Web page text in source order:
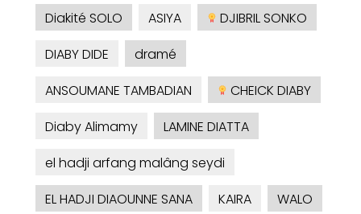
Diakité SOLO
ASIYA
DJIBRIL SONKO
DIABY DIDE
dramé
ANSOUMANE TAMBADIAN
CHEICK DIABY
Diaby Alimamy
LAMINE DIATTA
el hadji arfang malâng seydi
EL HADJI DIAOUNNE SANA
KAIRA
WALO